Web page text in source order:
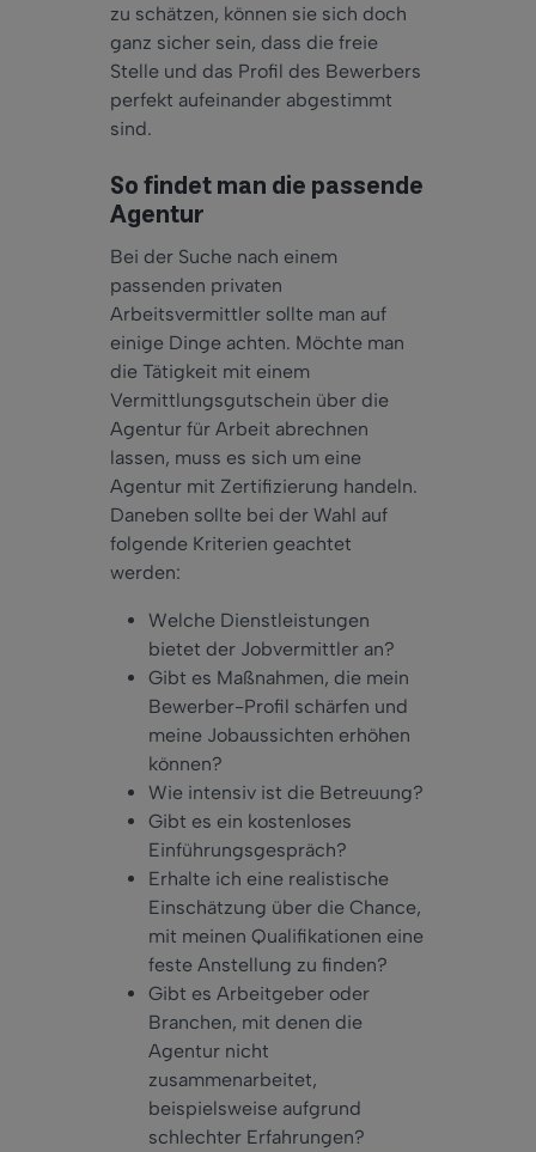
zu schätzen, können sie sich doch
ganz sicher sein, dass die freie
Stelle und das Profil des Bewerbers
perfekt aufeinander abgestimmt
sind.
So findet man die passende
Agentur
Bei der Suche nach einem
passenden privaten
Arbeitsvermittler sollte man auf
einige Dinge achten. Möchte man
die Tätigkeit mit einem
Vermittlungsgutschein über die
Agentur für Arbeit abrechnen
lassen, muss es sich um eine
Agentur mit Zertifizierung handeln.
Daneben sollte bei der Wahl auf
folgende Kriterien geachtet
werden:
Welche Dienstleistungen
bietet der Jobvermittler an?
Gibt es Maßnahmen, die mein
Bewerber-Profil schärfen und
meine Jobaussichten erhöhen
können?
Wie intensiv ist die Betreuung?
Gibt es ein kostenloses
Einführungsgespräch?
Erhalte ich eine realistische
Einschätzung über die Chance,
mit meinen Qualifikationen eine
feste Anstellung zu finden?
Gibt es Arbeitgeber oder
Branchen, mit denen die
Agentur nicht
zusammenarbeitet,
beispielsweise aufgrund
schlechter Erfahrungen?